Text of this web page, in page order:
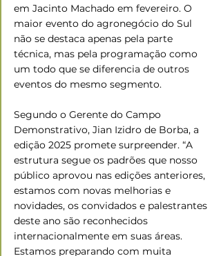
em Jacinto Machado em fevereiro. O
maior evento do agronegócio do Sul
não se destaca apenas pela parte
técnica, mas pela programação como
um todo que se diferencia de outros
eventos do mesmo segmento.
Segundo o Gerente do Campo
Demonstrativo, Jian Izidro de Borba, a
edição 2025 promete surpreender. “A
estrutura segue os padrões que nosso
público aprovou nas edições anteriores,
estamos com novas melhorias e
novidades, os convidados e palestrantes
deste ano são reconhecidos
internacionalmente em suas áreas.
Estamos preparando com muita